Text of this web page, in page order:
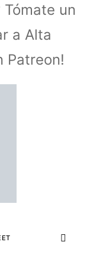
un
a Alta
Patreon!